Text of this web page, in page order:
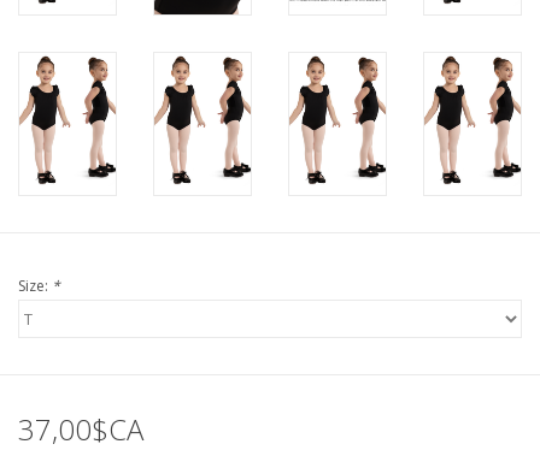
Size: *
37,00$CA